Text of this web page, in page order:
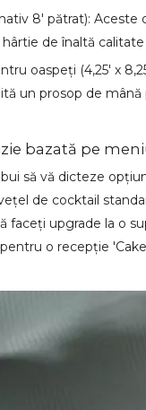
8' pătrat):
de înaltă
oaspeți (4,25' x
un prosop de
bazată pe
să vă dicteze
de cocktail
faceți upgrade la o
o recepție